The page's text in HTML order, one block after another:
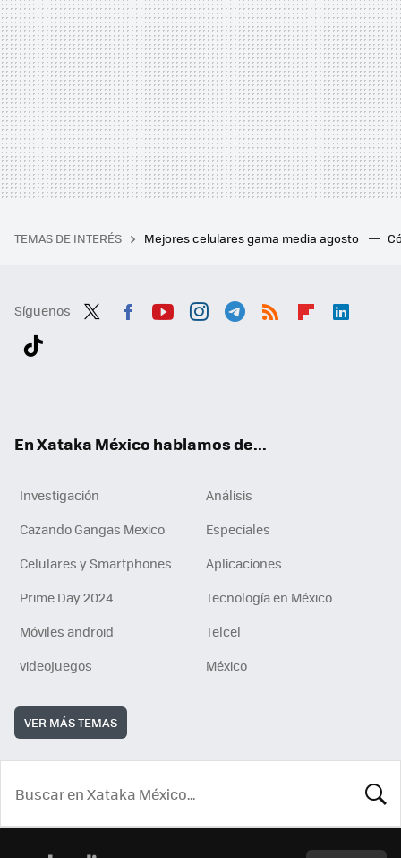
TEMAS DE INTERÉS Mejores celulares gama media agosto
Síguenos
En Xataka México hablamos de...
Investigación
Análisis
Cazando Gangas Mexico
Especiales
Celulares y Smartphones
Aplicaciones
Prime Day 2024
Tecnología en México
Móviles android
Telcel
videojuegos
México
VER MÁS TEMAS